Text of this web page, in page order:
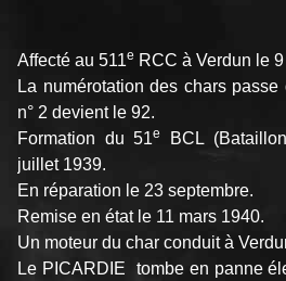
Affecté au 511e RCC à Verdun le
La numérotation des chars
n° 2 devient le 92.
Formation du 51e
BCL
juillet 1939.
En réparation le 23 septembre.
Remise en état le 11 mars 1940.
Un moteur du char conduit à
Le PICARDIE tombe en panne